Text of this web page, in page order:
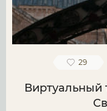
29
Виртуальный